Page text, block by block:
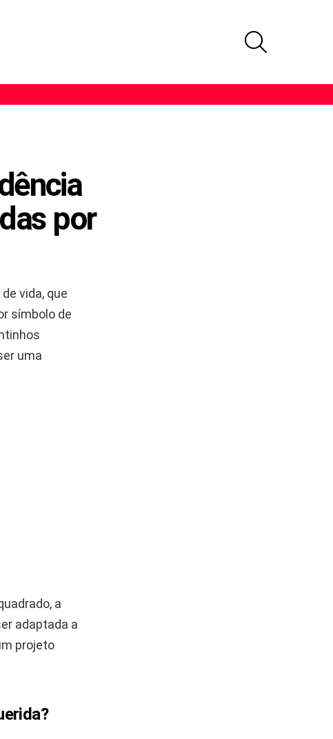
por
vida, que
símbolo de
uma
a
adaptada a
projeto